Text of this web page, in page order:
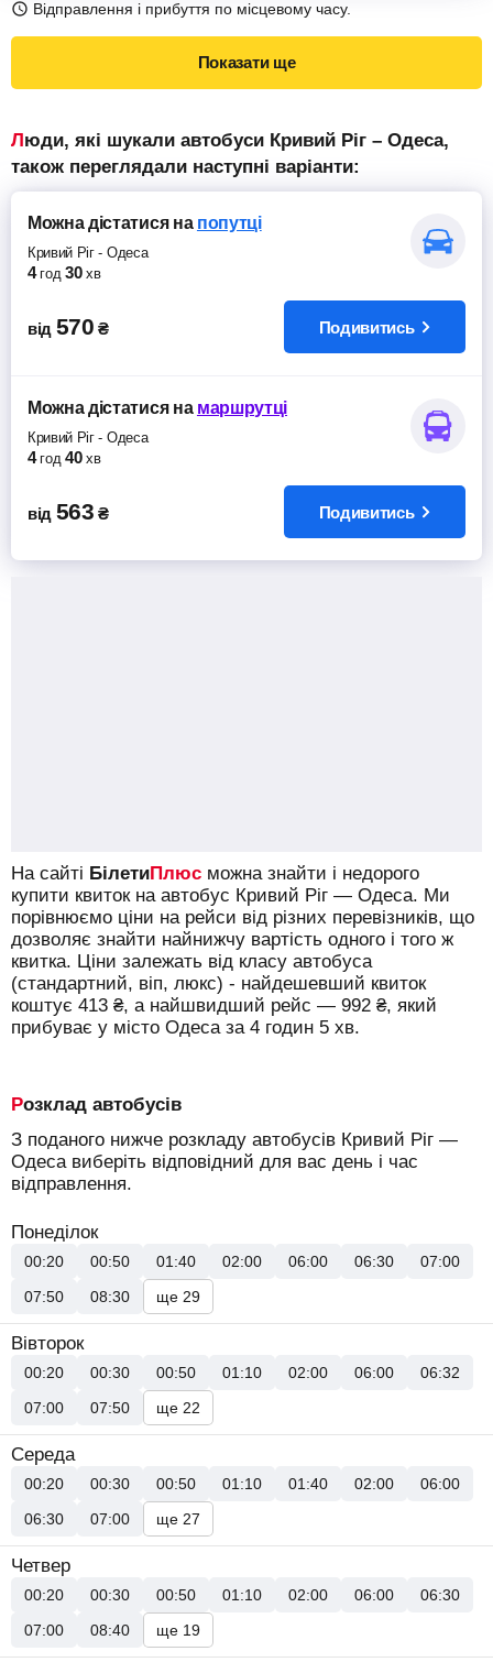
Відправлення і прибуття по місцевому часу.
Показати ще
Люди, які шукали автобуси Кривий Ріг – Одеса,
також переглядали наступні варіанти:
Можна дістатисяна попутці
Кривий Ріг- Одеса
4 год 30 хв
від 570 ₴ Подивитись
Можна дістатисяна маршрутці
Кривий Ріг- Одеса
4 год 40 хв
від 563 ₴ Подивитись
На сайті БілетиПлюс можна знайти і недорого
купити квиток на автобус Кривий Ріг — Одеса. Ми
порівнюємо ціни на рейси від різних перевізників, що
дозволяє знайти найнижчу вартість одного і того ж
квитка. Ціни залежать від класу автобуса
(стандартний, віп, люкс) - найдешевший квиток
коштує 413 ₴, а найшвидший рейс — 992 ₴, який
прибуває у місто Одеса за 4 годин 5 хв.
Розклад автобусів
З поданого нижче розкладу автобусів Кривий Ріг —
Одеса виберіть відповідний для вас день і час
відправлення.
Понеділок
00:20 00:50 01:40 02:00 06:00 06:30
07:00
07:50
08:30 ще 29
Вівторок
00:20 00:30 00:50 01:10 02:00 06:00
06:32
07:00
07:50 ще 22
Середа
00:20 00:30 00:50 01:10 01:40 02:00
06:00
06:30
07:00 ще 27
Четвер
00:20 00:30 00:50 01:10 02:00 06:00
06:30
07:00
08:40 ще 19